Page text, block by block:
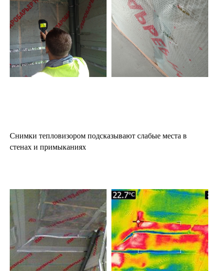
Снимки тепловизором подсказывают слабые места в
стенах и примыканиях